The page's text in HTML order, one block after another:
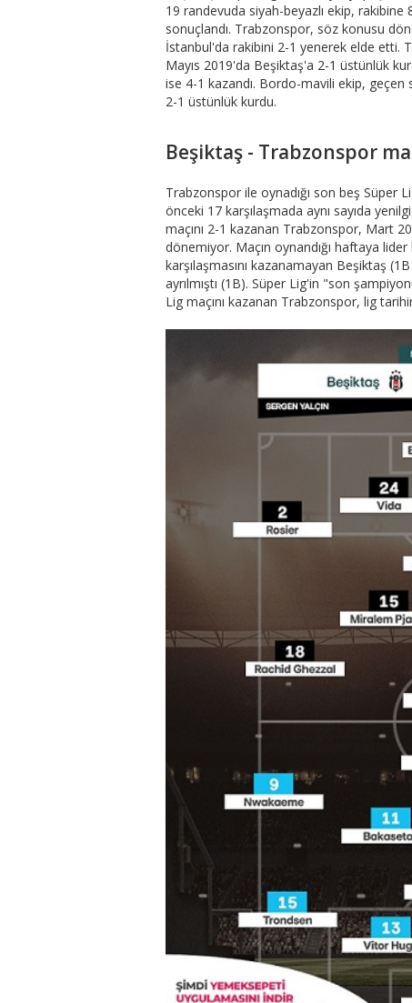
19 randevuda siyah-beyazlı ekip,
sonuçlandı. Trabzonspor, söz konusu
İstanbul'da rakibini 2-1 yenerek elde etti.
Mayıs 2019'da Beşiktaş'a 2-1 üstünlük
ise 4-1 kazandı. Bordo-mavili ekip,
2-1 üstünlük kurdu.
Beşiktaş - Trabzonspor
Trabzonspor ile oynadığı son beş Süper
önceki 17 karşılaşmada aynı sayıda
maçını 2-1 kazanan Trabzonspor, Mart
dönemiyor. Maçın oynandığı haftaya
karşılaşmasını kazanamayan Beşiktaş
ayrılmıştı (1B). Süper Lig'in "son
Lig maçını kazanan Trabzonspor, lig